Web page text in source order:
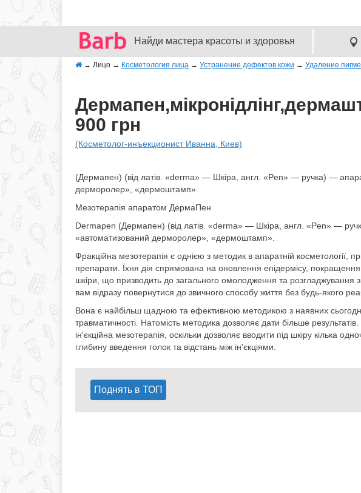
Найди мастера красоты и здоровья
→ Лицо → Косметология лица → Устранение дефектов кожи → Удаление
900 грн
(Косметолог-инъекционист Иванна, Киев)
(Дермапен) (від латів. «derma» — Шкіра, англ. «Pen» — ручка) —
дерморолер», «дермоштамп».
Мезотерапія апаратом ДермаПен
Dermapen (Дермапен) (від латів. «derma» — Шкіра, англ. «Pen» —
«автоматизований дерморолер», «дермоштамп».
Фракційна мезотерапія є однією з методик в апаратній косметології,
препарати. Їхня дія спрямована на оновлення епідермісу,
шкіри, що призводить до загального омолодження та
вам відразу повернутися до звичного способу життя без будь-якого
Вона є найбільш щадною та ефективною методикою з наявних
травматичності. Натомість методика дозволяє дати більше
ін'єкційна мезотерапія, оскільки дозволяє вводити під шкіру кілька
глибину введення голок та відстань між ін'єкціями.
Поднять в ТОП